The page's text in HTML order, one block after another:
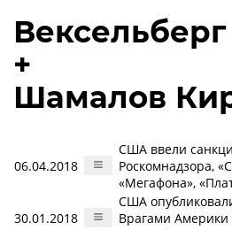
+
Шамалов
06.04.2018
США ввели
Роскомнадзора,
«Мегафона»,
30.01.2018
США
Врагами